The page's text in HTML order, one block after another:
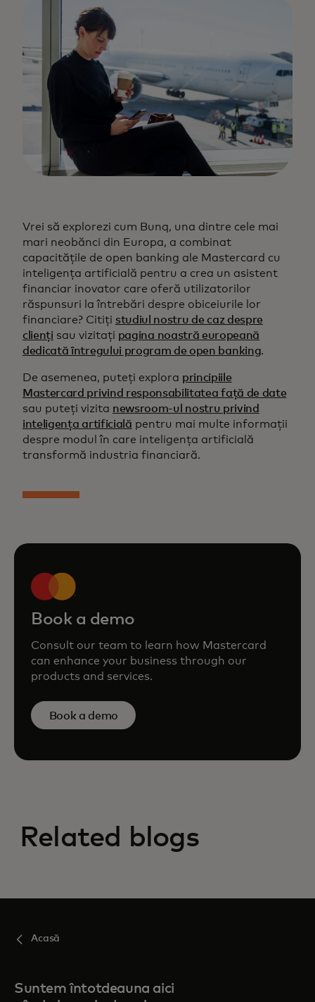
Vrei să explorezi cum Bunq, una dintre cele mai
mari neobănci din Europa, a combinat
capacitățile de open banking ale Mastercard cu
inteligența artificială pentru a crea un asistent
financiar inovator care oferă utilizatorilor
răspunsuri la întrebări despre obiceiurile lor
financiare? Citiți studiul nostru de caz despre
clienți sau vizitați pagina noastră europeană
dedicată întregului program de open banking.
De asemenea, puteți explora principiile
Mastercard privind responsabilitatea față de date
sau puteți vizita newsroom-ul nostru privind
inteligența artificială pentru mai multe informații
despre modul în care inteligența artificială
transformă industria financiară.
Book a demo
Consult our team to learn how Mastercard
can enhance your business through our
products and services.
Book a demo
Related blogs
Acasă
Suntem întotdeauna aici